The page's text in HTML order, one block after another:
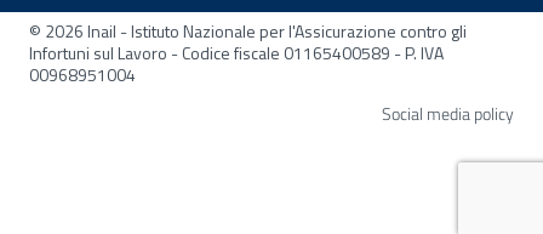
© 2026 Inail - Istituto Nazionale per l'Assicurazione contro gli
Infortuni sul Lavoro - Codice fiscale 01165400589 - P. IVA
00968951004
Social media policy